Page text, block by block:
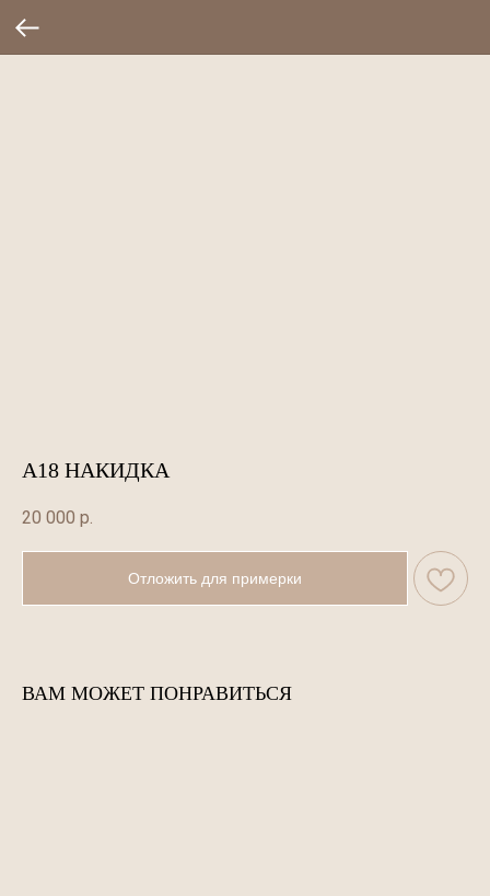
А18 НАКИДКА
20 000 р.
Отложить для примерки
ВАМ МОЖЕТ ПОНРАВИТЬСЯ